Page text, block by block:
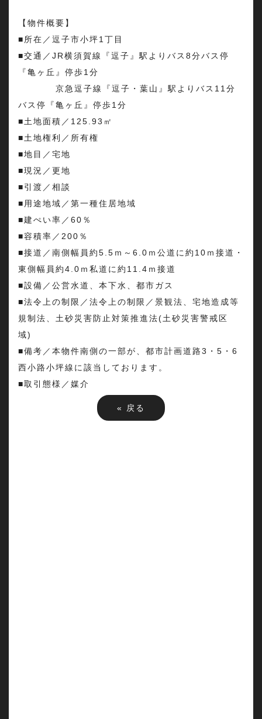
【物件概要】
■所在／逗子市小坪1丁目
■交通／JR横須賀線『逗子』駅よりバス8分バス停
『亀ヶ丘』停歩1分
京急逗子線『逗子・葉山』駅よりバス11分
バス停『亀ヶ丘』停歩1分
■土地面積／125.93㎡
■土地権利／所有権
■地目／宅地
■現況／更地
■引渡／相談
■用途地域／第一種住居地域
■建ぺい率／60％
■容積率／200％
■接道／南側幅員約5.5ｍ～6.0ｍ公道に約10ｍ接道・
東側幅員約4.0ｍ私道に約11.4ｍ接道
■設備／公営水道、本下水、都市ガス
■法令上の制限／法令上の制限／景観法、宅地造成等
規制法、土砂災害防止対策推進法(土砂災害警戒区
域)
■備考／本物件南側の一部が、都市計画道路3・5・6
西小路小坪線に該当しております。
■取引態様／媒介
« 戻る